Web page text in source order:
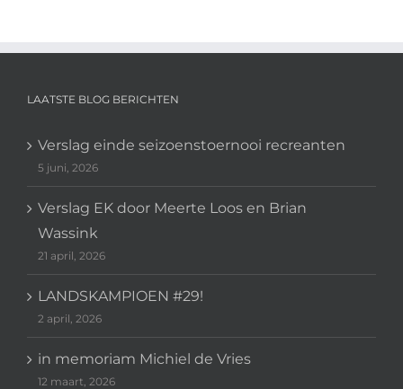
LAATSTE BLOG BERICHTEN
Verslag einde seizoenstoernooi recreanten
5 juni, 2026
Verslag EK door Meerte Loos en Brian
Wassink
21 april, 2026
LANDSKAMPIOEN #29!
2 april, 2026
in memoriam Michiel de Vries
12 maart, 2026